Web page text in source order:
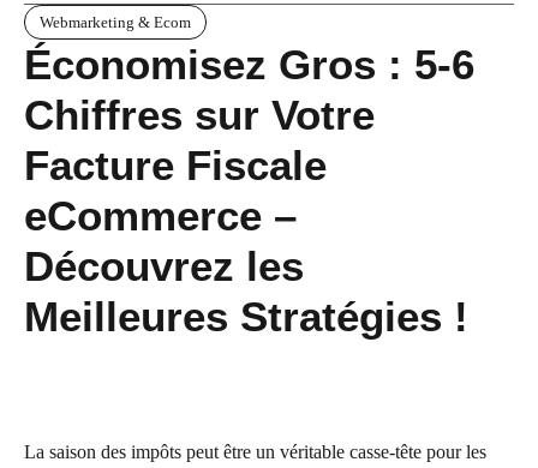
Webmarketing & Ecom
Économisez Gros : 5-6
Chiffres sur Votre
Facture Fiscale
eCommerce –
Découvrez les
Meilleures Stratégies !
La saison des impôts peut être un véritable casse-tête pour les